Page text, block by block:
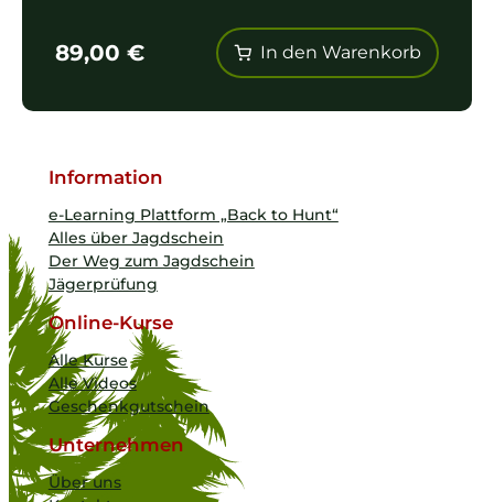
89,00 € In den Warenkorb
Information
e-Learning Plattform „Back to Hunt“
Alles über Jagdschein
Der Weg zum Jagdschein
Jägerprüfung
Online-Kurse
Alle Kurse
Alle Videos
Geschenkgutschein
Unternehmen
Über uns